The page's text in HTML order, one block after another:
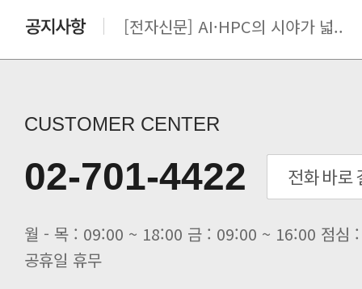
[전자신문] AI·HPC의 시야가 넓..
[전자신문] “민감 데이터도 안심하
[전자신문] 테라텍과 함께 최적의
[전자신문] AI 인프라 써보고 결정..
[전자신문] 공영삼 테라텍 대표 “단..
[전자신문] 당신의 AI GPU, 지..
CUSTOMER CENTER
02-701-4422
공휴일 휴무